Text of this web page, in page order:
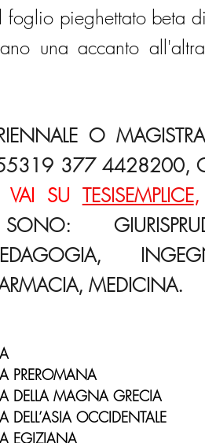
foglio pieghettato beta
una accanto
O
377 4428200,
SU TESISEMPLICE,
MEDICINA.
PREROMANA
DELLA MAGNA GRECIA
DELL’ASIA OCCIDENTALE
EGIZIANA